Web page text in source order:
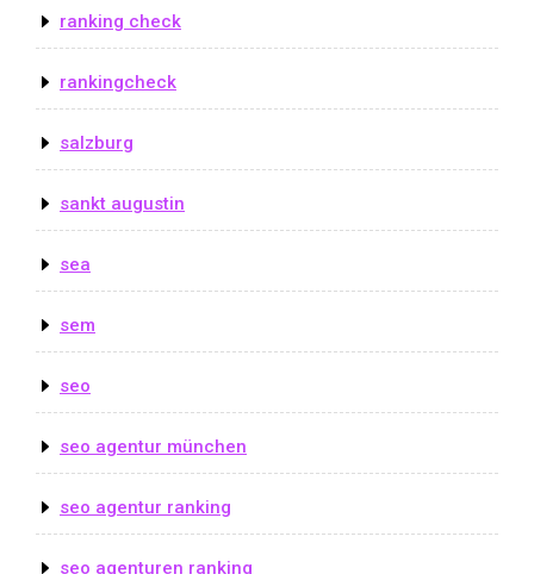
ranking check
rankingcheck
salzburg
sankt augustin
sea
sem
seo
seo agentur münchen
seo agentur ranking
seo agenturen ranking